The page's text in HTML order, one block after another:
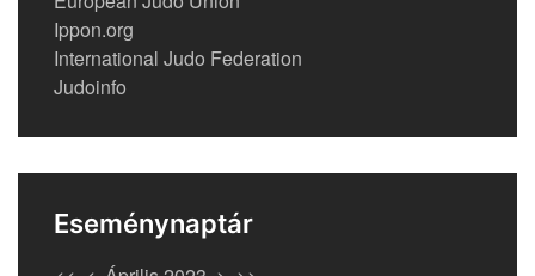
Ippon.org
International Judo Federation
Judoinfo
Eseménynaptár